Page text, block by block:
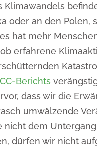
Klimawandels
oder an den Polen,
hat mehr
erfahrene
Berichts
dass wir die
umwälzende
nicht dem
dürfen wir nicht